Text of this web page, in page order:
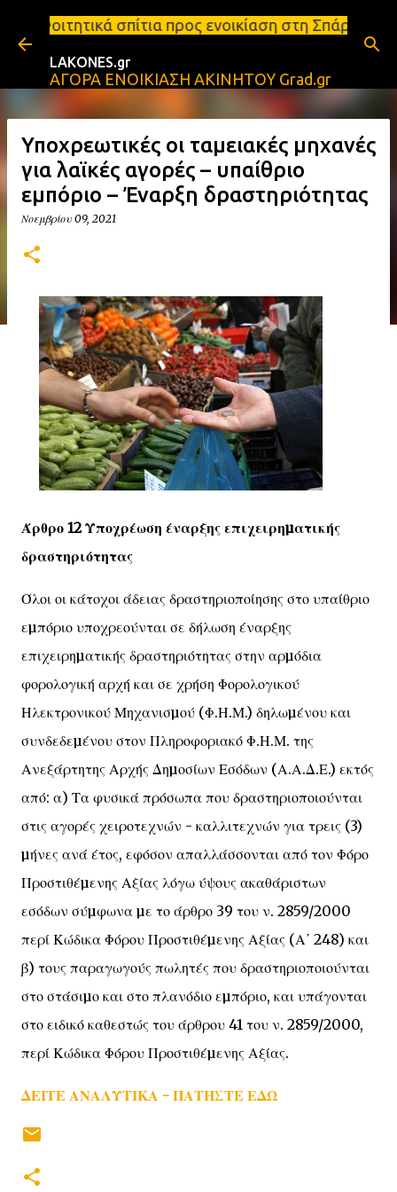
Μετάβαση στο κύριο περιεχόμενο
προς ενοικίαση στη Σπάρτη Ενοικιάσεις
LAKONES.gr
ΑΓΟΡΑ ΕΝΟΙΚΙΑΣΗ ΑΚΙΝΗΤΟΥ Grad.gr
Υποχρεωτικές οι ταμειακές μηχανές
για λαϊκές αγορές – υπαίθριο
εμπόριο – Έναρξη δραστηριότητας
Νοεμβρίου 09, 2021
Άρθρο 12 Υποχρέωση έναρξης επιχειρηµατικής
δραστηριότητας
Όλοι οι κάτοχοι άδειας δραστηριοποίησης στο υπαίθριο
εµπόριο υποχρεούνται σε δήλωση έναρξης
επιχειρηµατικής δραστηριότητας στην αρµόδια
φορολογική αρχή και σε χρήση Φορολογικού
Ηλεκτρονικού Μηχανισµού (Φ.Η.Μ.) δηλωµένου και
συνδεδεµένου στον Πληροφοριακό Φ.Η.Μ. της
Ανεξάρτητης Αρχής Δηµοσίων Εσόδων (Α.Α.Δ.Ε.) εκτός
από: α) Τα φυσικά πρόσωπα που δραστηριοποιούνται
στις αγορές χειροτεχνών - καλλιτεχνών για τρεις (3)
µήνες ανά έτος, εφόσον απαλλάσσονται από τον Φόρο
Προστιθέµενης Αξίας λόγω ύψους ακαθάριστων
εσόδων σύµφωνα µε το άρθρο 39 του ν. 2859/2000
περί Κώδικα Φόρου Προστιθέµενης Αξίας (Α΄ 248) και
β) τους παραγωγούς πωλητές που δραστηριοποιούνται
στο στάσιµο και στο πλανόδιο εµπόριο, και υπάγονται
στο ειδικό καθεστώς του άρθρου 41 του ν. 2859/2000,
περί Κώδικα Φόρου Προστιθέµενης Αξίας.
ΔΕΙΤΕ ΑΝΑΛΥΤΙΚΑ - ΠΑΤΗΣΤΕ ΕΔΩ